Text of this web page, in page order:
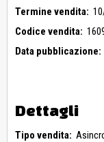
Termine vendita:
Codice vendita:
Data pubblicazione:
Dettagli
Tipo vendita: